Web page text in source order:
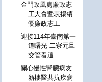
金門政風處廉政志
工大會暨表揚績
優廉政志工
迎接114年臺南第一
道曙光 二寮元旦
交管看這
關心慢性腎臟病友
新樓醫共抗疾病